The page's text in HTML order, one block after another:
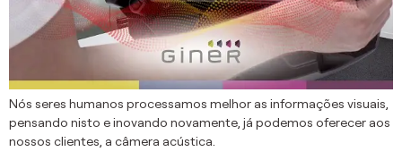
Nós seres humanos processamos melhor as informações visuais,
pensando nisto e inovando novamente, já podemos oferecer aos
nossos clientes, a câmera acústica.